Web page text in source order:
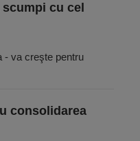
cu cel
- va creşte pentru
consolidarea